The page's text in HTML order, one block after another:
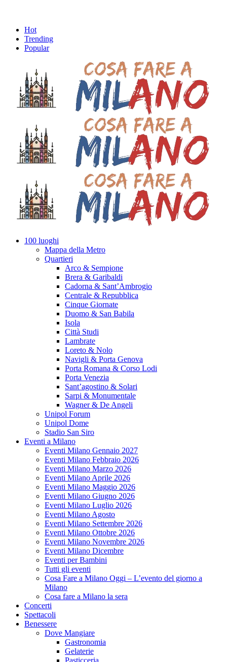
Hot
Trending
Popular
100 luoghi
Mappa della Metro
Quartieri
Arco & Sempione
Brera & Garibaldi
Cadorna & Sant’Ambrogio
Centrale & Repubblica
Cinque Giornate
Duomo & San Babila
Isola
Città Studi
Lambrate
Loreto & Nolo
Navigli & Porta Genova
Porta Romana & Corso Lodi
Porta Venezia
Sant’agostino & Solari
Sarpi & Monumentale
Wagner & De Angeli
Unipol Forum
Unipol Dome
Stadio San Siro
Eventi a Milano
Eventi Milano Gennaio 2027
Eventi Milano Febbraio 2026
Eventi Milano Marzo 2026
Eventi Milano Aprile 2026
Eventi Milano Maggio 2026
Eventi Milano Giugno 2026
Eventi Milano Luglio 2026
Eventi Milano Agosto
Eventi Milano Settembre 2026
Eventi Milano Ottobre 2026
Eventi Milano Novembre 2026
Eventi Milano Dicembre
Eventi per Bambini
Tutti gli eventi
Cosa Fare a Milano Oggi – L’evento del giorno a
Milano
Cosa fare a Milano la sera
Concerti
Spettacoli
Benessere
Dove Mangiare
Gastronomia
Gelaterie
Pasticceria